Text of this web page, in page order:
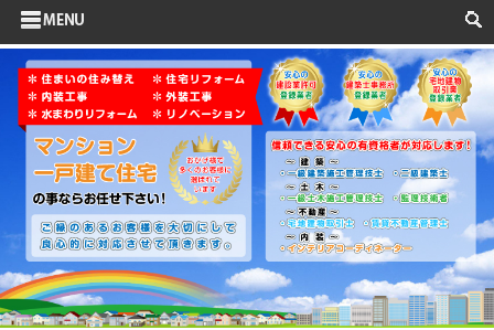
サイドメニュー
お客様の声
水まわりリフォーム
ポイントリフォーム
よくある質問
HOME
検索